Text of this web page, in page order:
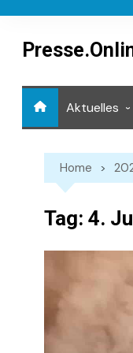
content
Aktuelles
Home
Tag: 4.